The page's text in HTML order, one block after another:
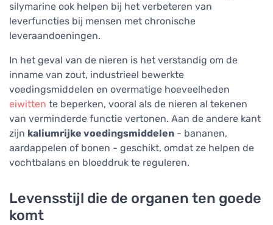
silymarine ook helpen bij het verbeteren van
leverfuncties bij mensen met chronische
leveraandoeningen.
In het geval van de nieren is het verstandig om de
inname van zout, industrieel bewerkte
voedingsmiddelen en overmatige hoeveelheden
eiwitten te beperken, vooral als de nieren al tekenen
van verminderde functie vertonen. Aan de andere kant
zijn kaliumrijke voedingsmiddelen - bananen,
aardappelen of bonen - geschikt, omdat ze helpen de
vochtbalans en bloeddruk te reguleren.
Levensstijl die de organen ten goede
komt